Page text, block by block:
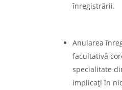
înregistrării.
Anularea
facultativă
specialitate
implicaţi în